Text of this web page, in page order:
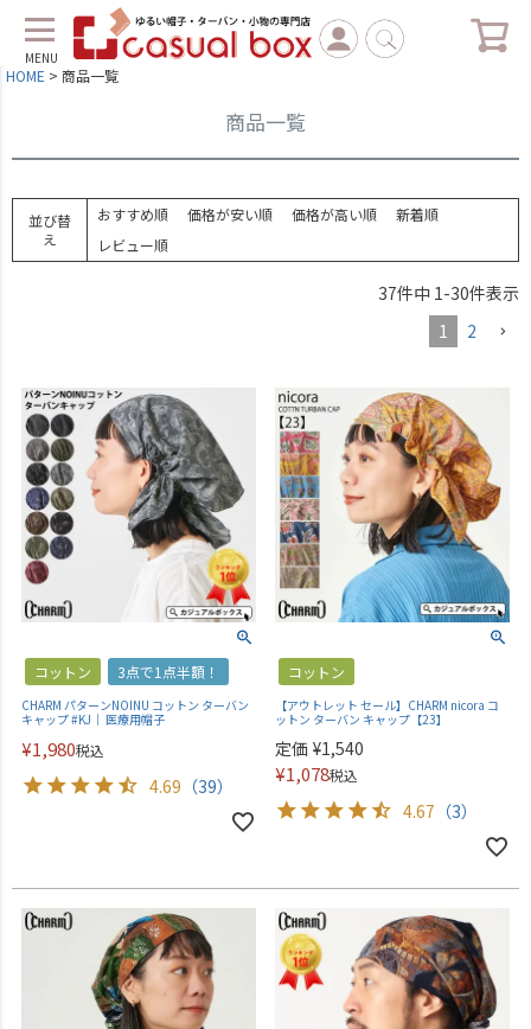
MENU
HOME 商品一覧
商品一覧
並び替
え
おすすめ順 価格が安い順 価格が高い順
新着順
レビュー順
37件中 1-30件表示
1
2
コットン 3点で1点半額！
CHARM パターンNOINU コットン ターバン
キャップ #KJ｜ 医療用帽子
¥1,980税込
4.69 （39）
コットン
【アウトレット セール】CHARM nicora コ
ットン ターバン キャップ【23】
定価 ¥1,540
¥1,078税込
4.67 （3）